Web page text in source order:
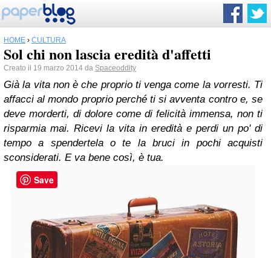
HOME › CULTURA
Sol chi non lascia eredità d'affetti
Creato il 19 marzo 2014 da Spaceoddity
Già la vita non è che proprio ti venga come la vorresti. Ti
affacci al mondo proprio perché ti si avventa contro e, se
deve morderti, di dolore come di felicità immensa, non ti
risparmia mai. Ricevi la vita in eredità e perdi un po' di
tempo a spendertela o te la bruci in pochi acquisti
sconsiderati. E va bene così, è tua.
Save